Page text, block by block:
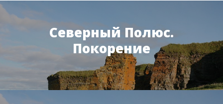
Северный Полюс.
Покорение